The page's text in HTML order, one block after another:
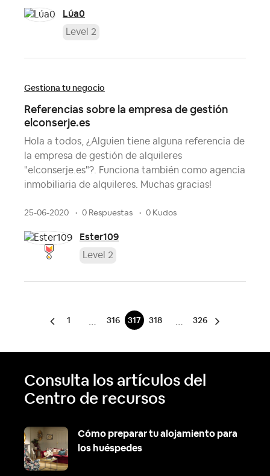
Lúa0
Level 2
Gestiona tu negocio
Referencias sobre la empresa de gestión
elconserje.es
Hola a todos, ¿Alguien tiene alguna referencia de
la empresa de gestión de alquileres
"elconserje.es"?. Funciona también como agencia
inmobiliaria de alquileres. Muchas gracias!
25-06-2020 0 Respuestas 0 Kudos
Ester109
Level 2
1 316 317 318 326
Consulta los artículos del
Centro de recursos
Cómo preparar tu alojamiento para
los huéspedes